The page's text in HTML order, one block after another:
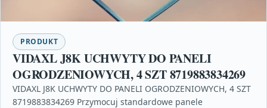
PRODUKT
VIDAXL J8K UCHWYTY DO PANELI
OGRODZENIOWYCH, 4 SZT 8719883834269
VIDAXL J8K UCHWYTY DO PANELI OGRODZENIOWYCH, 4 SZT
8719883834269 Przymocuj standardowe panele